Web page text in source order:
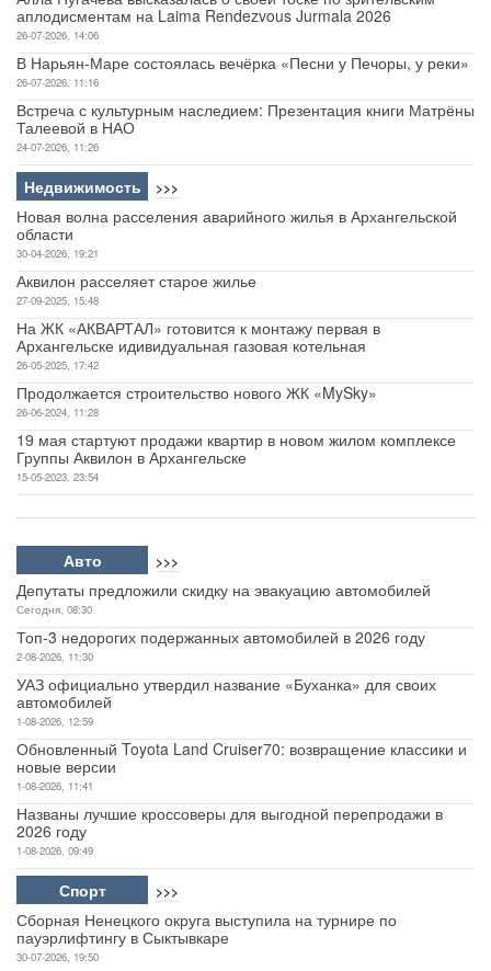
аплодисментам на Laima Rendezvous Jurmala 2026
26-07-2026, 14:06
В Нарьян-Маре состоялась вечёрка «Песни у Печоры, у реки»
26-07-2026, 11:16
Встреча с культурным наследием: Презентация книги Матрёны
Талеевой в НАО
24-07-2026, 11:26
Недвижимость >>>
Новая волна расселения аварийного жилья в Архангельской
области
30-04-2026, 19:21
Аквилон расселяет старое жилье
27-09-2025, 15:48
На ЖК «АКВАРТАЛ» готовится к монтажу первая в
Архангельске идивидуальная газовая котельная
26-05-2025, 17:42
Продолжается строительство нового ЖК «MySky»
26-06-2024, 11:28
19 мая стартуют продажи квартир в новом жилом комплексе
Группы Аквилон в Архангельске
15-05-2023, 23:54
Авто >>>
Депутаты предложили скидку на эвакуацию автомобилей
Сегодня, 08:30
Топ-3 недорогих подержанных автомобилей в 2026 году
2-08-2026, 11:30
УАЗ официально утвердил название «Буханка» для своих
автомобилей
1-08-2026, 12:59
Обновленный Toyota Land Cruiser70: возвращение классики и
новые версии
1-08-2026, 11:41
Названы лучшие кроссоверы для выгодной перепродажи в
2026 году
1-08-2026, 09:49
Спорт >>>
Сборная Ненецкого округа выступила на турнире по
пауэрлифтингу в Сыктывкаре
30-07-2026, 19:50